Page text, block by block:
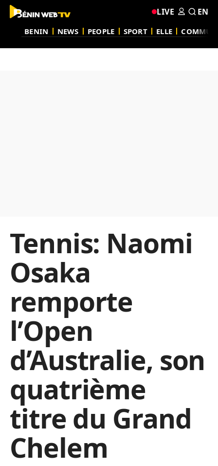
BENIN NEWS PEOPLE SPORT ELLE
LIVE EN
Tennis: Naomi
Osaka
remporte
l’Open
d’Australie, son
quatrième
titre du Grand
Chelem